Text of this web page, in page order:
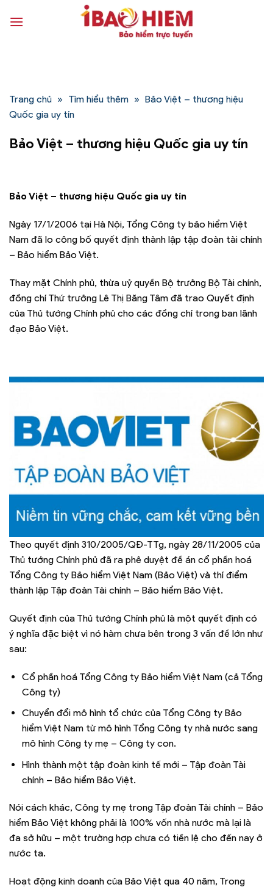
qua
Trang chủ » Tìm hiểu thêm » Bảo Việt – thương hiệu
Quốc gia uy tín
Bảo Việt – thương hiệu Quốc gia uy tín
Bảo Việt – thương hiệu Quốc gia uy tín
Ngày 17/1/2006 tại Hà Nội, Tổng Công ty bảo hiểm Việt
Nam đã lo công bố quyết định thành lập tập đoàn tài chính
– Bảo hiểm Bảo Việt.
Thay mặt Chính phủ, thừa uỷ quyền Bộ trưởng Bộ Tài chính,
đồng chí Thứ trưởng Lê Thị Băng Tâm đã trao Quyết định
của Thủ tướng Chính phủ cho các đồng chí trong ban lãnh
đạo Bảo Việt.
Theo quyết định 310/2005/QĐ-TTg, ngày 28/11/2005 của
Thủ tướng Chính phủ đã ra phê duyệt đề án cổ phần hoá
Tổng Công ty Bảo hiểm Việt Nam (Bảo Việt) và thí điểm
thành lập Tập đoàn Tài chính – Bảo hiểm Bảo Việt.
Quyết định của Thủ tướng Chính phủ là một quyết định có
ý nghĩa đặc biệt vì nó hàm chưa bên trong 3 vấn đề lớn như
sau:
Cổ phần hoá Tổng Công ty Bảo hiểm Việt Nam (cả Tổng
Công ty)
Chuyển đổi mô hình tổ chức của Tổng Công ty Bảo
hiểm Việt Nam từ mô hình Tổng Công ty nhà nước sang
mô hình Công ty mẹ – Công ty con.
Hình thành một tập đoàn kinh tế mới – Tập đoàn Tài
chính – Bảo hiểm Bảo Việt.
Nói cách khác, Công ty mẹ trong Tập đoàn Tài chính – Bảo
hiểm Bảo Việt không phải là 100% vốn nhà nước mà lại là
đa sở hữu – một trường hợp chưa có tiền lệ cho đến nay ở
nước ta.
Hoạt động kinh doanh của Bảo Việt qua 40 năm, Trong